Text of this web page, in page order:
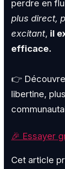
perdre en
plus direct,
excitant, il
efficace.
👉
libertine,
🎉 Essayer
Cet article